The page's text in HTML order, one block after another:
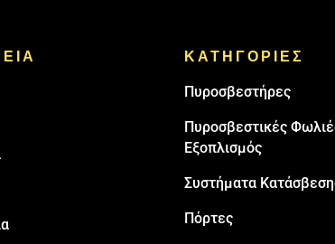
ΚΑΤΗΓΟΡΙΕΣ
Πυρoσβεστήρες
Πυροσβεστικές
Εξοπλισμός
Συστήματα
Πόρτες